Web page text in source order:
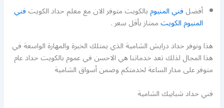
أفضلفني المنيومبالكويت متوفر الان مع معلم حداد الكويتفني
المنيوم الكويتممتاز بأقل سعر .
هذا ونوفر حداد درايش الشامية الذي يمتلك الخبرة والمهارة الواسعة في
هذا المجال لذلك تعد خدماتنا هي الاحسن في عموم بالكويت حداد عام
متوفر على مدار الساعة لخدمتكم وضمن أسواق الشامية
فني حداد شبابيك الشامية